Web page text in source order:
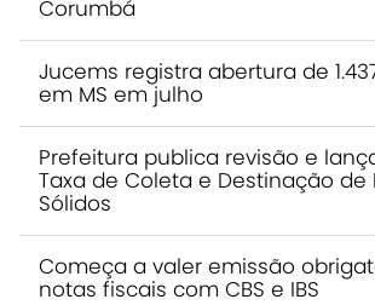
Corumbá
Jucems registra abertura de
em MS em julho
Prefeitura publica revisão e
Taxa de Coleta e Destinação de
Sólidos
Começa a valer emissão
notas fiscais com CBS e IBS